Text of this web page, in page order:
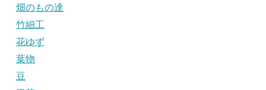
畑のもの達
竹細工
花ゆず
葉物
豆